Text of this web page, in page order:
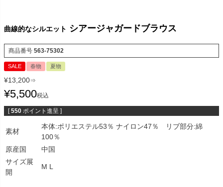
曲線的なシルエット シアージャガードブラウス
商品番号 563-75302
SALE 春物 夏物
¥13,200⇒
¥5,500税込
[ 550 ポイント進呈 ]
素材
本体:ポリエステル53％ ナイロン47％ リブ部分:綿
100％
原産国
中国
サイズ展
開
M L